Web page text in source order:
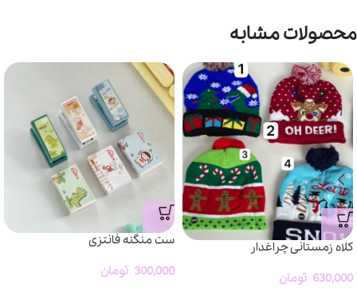
محصولات مشابه
کلاه زمستانی چراغدار
630,000 تومان
ست منگنه فانتزی
300,000 تومان